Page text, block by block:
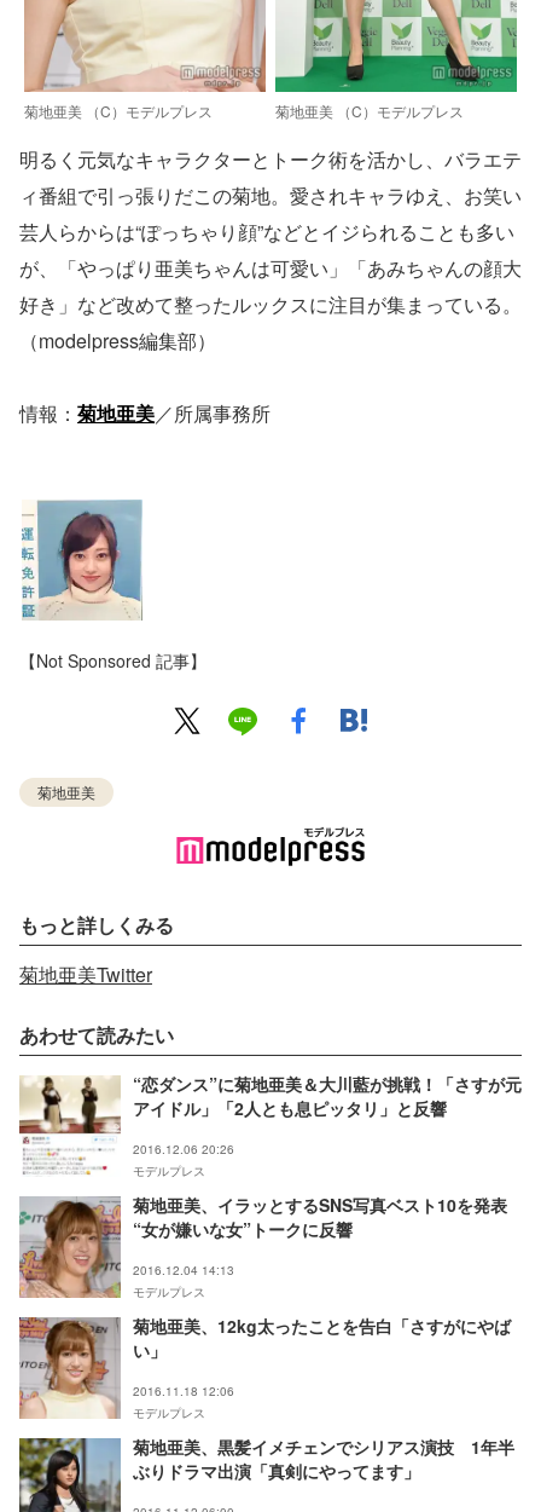
菊地亜美 （C）モデルプレス 菊地亜美 （C）モデルプレス
明るく元気なキャラクターとトーク術を活かし、バラエテ
ィ番組で引っ張りだこの菊地。愛されキャラゆえ、お笑い
芸人らからは“ぽっちゃり顔”などとイジられることも多い
が、「やっぱり亜美ちゃんは可愛い」「あみちゃんの顔大
好き」など改めて整ったルックスに注目が集まっている。
（modelpress編集部）
情報： 菊地亜美／所属事務所
【Not Sponsored 記事】
菊地亜美
もっと詳しくみる
菊地亜美Twitter
あわせて読みたい
“恋ダンス”に菊地亜美＆大川藍が挑戦！「さすが元
アイドル」「2人とも息ピッタリ」と反響
2016.12.06 20:26
モデルプレス
菊地亜美、イラッとするSNS写真ベスト10を発表
“女が嫌いな女”トークに反響
2016.12.04 14:13
モデルプレス
菊地亜美、12kg太ったことを告白「さすがにやば
い」
2016.11.18 12:06
モデルプレス
菊地亜美、黒髪イメチェンでシリアス演技 1年半
ぶりドラマ出演「真剣にやってます」